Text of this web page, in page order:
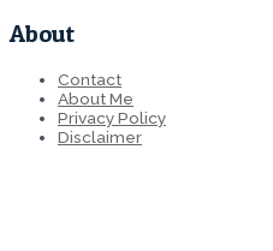
About
Contact
About Me
Privacy Policy
Disclaimer